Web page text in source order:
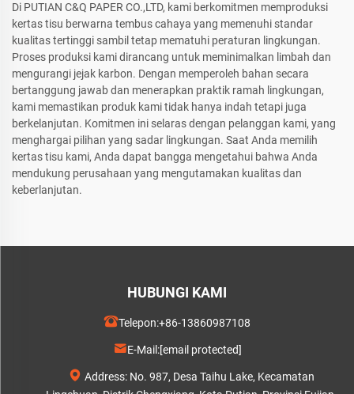
Di PUTIAN C&Q PAPER CO.,LTD, kami berkomitmen memproduksi
kertas tisu berwarna tembus cahaya yang memenuhi standar
kualitas tertinggi sambil tetap mematuhi peraturan lingkungan.
Proses produksi kami dirancang untuk meminimalkan limbah dan
mengurangi jejak karbon. Dengan memperoleh bahan secara
bertanggung jawab dan menerapkan praktik ramah lingkungan,
kami memastikan produk kami tidak hanya indah tetapi juga
berkelanjutan. Komitmen ini selaras dengan pelanggan kami, yang
menghargai pilihan yang sadar lingkungan. Saat Anda memilih
kertas tisu kami, Anda dapat bangga mengetahui bahwa Anda
mendukung perusahaan yang mengutamakan kualitas dan
keberlanjutan.
HUBUNGI KAMI
Telepon:+86-13860987108
E-Mail:[email protected]
Address: No. 987, Desa Taihu Lake, Kecamatan